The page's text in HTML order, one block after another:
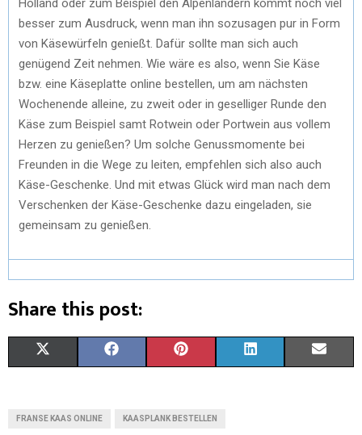
besser zum Ausdruck, wenn man ihn sozusagen pur in Form
von Käsewürfeln genießt. Dafür sollte man sich auch
genügend Zeit nehmen. Wie wäre es also, wenn Sie Käse
bzw. eine Käseplatte online bestellen, um am nächsten
Wochenende alleine, zu zweit oder in geselliger Runde den
Käse zum Beispiel samt Rotwein oder Portwein aus vollem
Herzen zu genießen? Um solche Genussmomente bei
Freunden in die Wege zu leiten, empfehlen sich also auch
Käse-Geschenke. Und mit etwas Glück wird man nach dem
Verschenken der Käse-Geschenke dazu eingeladen, sie
gemeinsam zu genießen.
Share this post:
FRANSE KAAS ONLINE KAASPLANK BESTELLEN